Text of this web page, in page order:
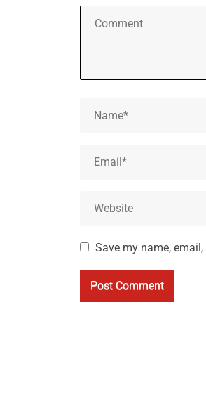
Save my name,